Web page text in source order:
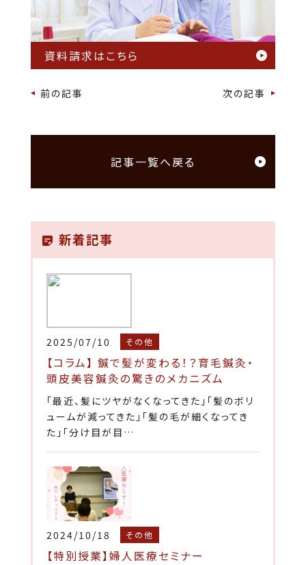
資料請求はこちら
前の記事 次の記事
記事一覧へ戻る
新着記事
2025/07/10 その他
【コラム】 鍼で髪が変わる！？育毛鍼灸・
頭皮美容鍼灸の驚きのメカニズム
「最近、髪にツヤがなくなってきた」「髪のボリ
ュームが減ってきた」「髪の毛が細くなってき
た」「分け目が目…
2024/10/18 その他
【特別授業】婦人医療セミナー